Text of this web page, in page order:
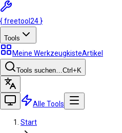
{freetool 24 }
Tools
Meine WerkzeugkisteArtikel
Tools suchen…Ctrl +K
Alle Tools
Start